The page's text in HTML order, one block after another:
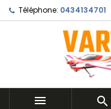
Téléphone: 0434134701
 